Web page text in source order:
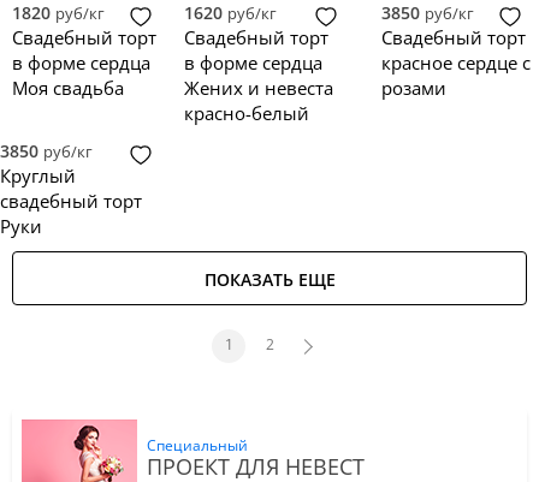
1820 руб/кг
Свадебный торт
в форме сердца
Моя свадьба
1620 руб/кг
Свадебный торт
в форме сердца
Жених и невеста
красно-белый
3850 руб/кг
Свадебный торт
красное сердце с
розами
3850 руб/кг
Круглый
свадебный торт
Руки
ПОКАЗАТЬ ЕЩЕ
1 2
Специальный
ПРОЕКТ ДЛЯ НЕВЕСТ